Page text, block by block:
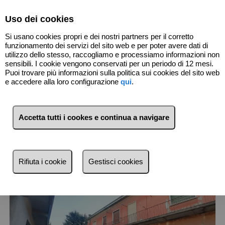
1 Immobili Birone (Monza/Brianza)
Più recente
Meno recente
Economici
Uso dei cookies
Si usano cookies propri e dei nostri partners per il corretto
funzionamento dei servizi del sito web e per poter avere dati di
utilizzo dello stesso, raccogliamo e processiamo informazioni non
sensibili. I cookie vengono conservati per un periodo di 12 mesi.
Puoi trovare più informazioni sulla politica sui cookies del sito web
e accedere alla loro configurazione qui.
Accetta tutti i cookes e continua a navigare
Rifiuta i cookie Gestisci cookies